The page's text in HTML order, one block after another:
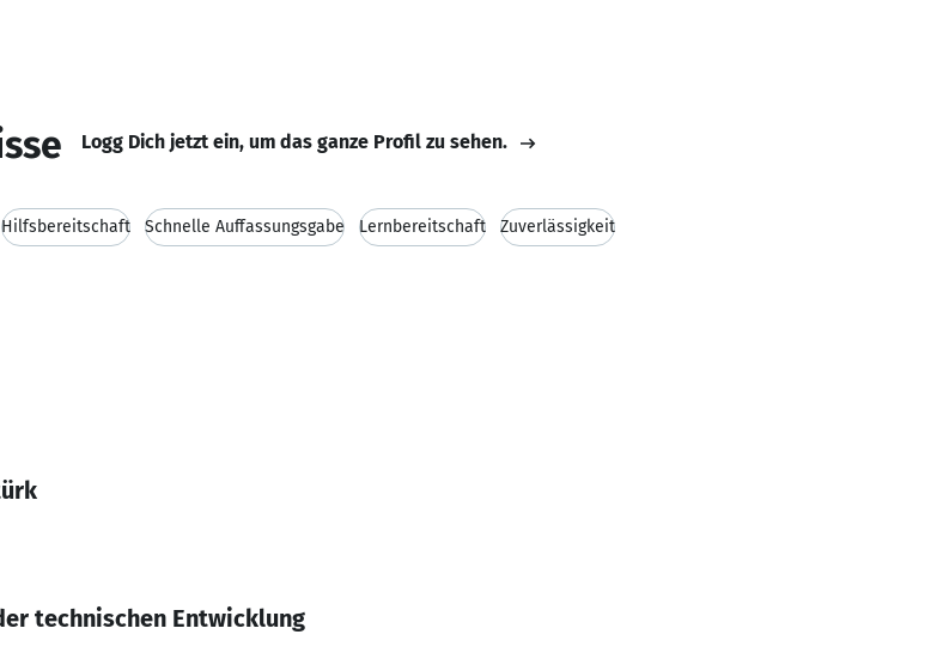
Logg Dich jetzt ein, um das ganze Profil zu sehen.
Hilfsbereitschaft Schnelle Auffassungsgabe Lernbereitschaft Zuverlässigkeit
technischen Entwicklung